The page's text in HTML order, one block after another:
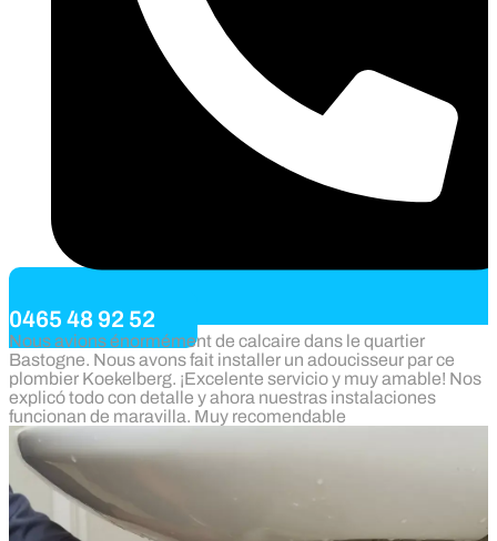
0465 48 92 52
Nous avions énormément de calcaire dans le quartier
Bastogne. Nous avons fait installer un adoucisseur par ce
plombier Koekelberg. ¡Excelente servicio y muy amable! Nos
explicó todo con detalle y ahora nuestras instalaciones
funcionan de maravilla. Muy recomendable